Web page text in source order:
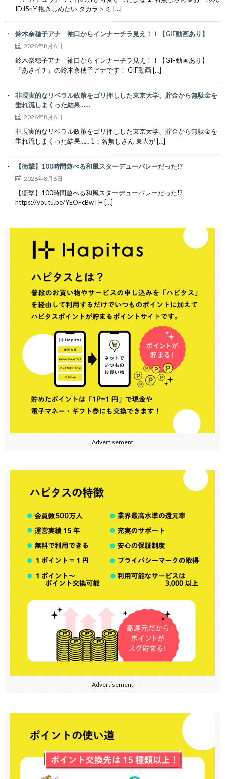
ID:l5nY 抱きしめたい タカラトミ […]
鈴木奈穂子アナ 袖口からインナーチラ見え！！【GIF動画あり】
2026年8月6日
鈴木奈穂子アナ 袖口からインナーチラ見え！！【GIF動画あり】
『あさイチ』の鈴木奈穂子アナです！ GIF動画 […]
非現実的なリベラル政策をゴリ押しした東京大学、貯金から無駄金を
垂れ流しまくった結果……
2026年8月6日
非現実的なリベラル政策をゴリ押しした東京大学、貯金から無駄金を
垂れ流しまくった結果…… 1：名無しさん 東大が […]
【衝撃】100時間遊べる和風スターデューバレーだった!?
2026年8月6日
【衝撃】100時間遊べる和風スターデューバレーだった!?
https://youtu.be/YEOFcBwTH […]
Advertisement
Advertisement